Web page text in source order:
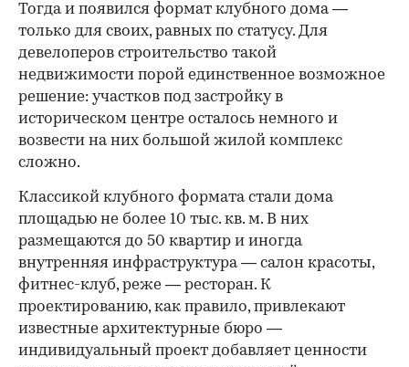
Тогда и появился формат клубного дома —
только для своих, равных по статусу. Для
девелоперов строительство такой
недвижимости порой единственное возможное
решение: участков под застройку в
историческом центре осталось немного и
возвести на них большой жилой комплекс
сложно.
Классикой клубного формата стали дома
площадью не более 10 тыс. кв. м. В них
размещаются до 50 квартир и иногда
внутренняя инфраструктура — салон красоты,
фитнес-клуб, реже — ресторан. К
проектированию, как правило, привлекают
известные архитектурные бюро —
индивидуальный проект добавляет ценности